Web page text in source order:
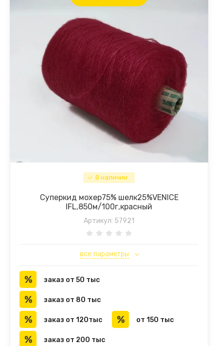
В наличии
Суперкид мохер75% шелк25%VENICE
IFL,850м/100г,красный
Артикул: 57921
все параметры
заказ от 50 тыс
заказ от 80 тыс
заказ от 120тыс от 150 тыс
заказ от 200 тыс